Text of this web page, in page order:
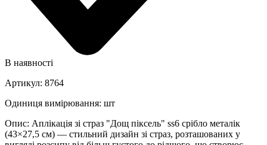
В наявності
Артикул: 8764
Одиниця вимірювання: шт
Опис: Аплікація зі страз "Дощ піксель" ss6 срібло металік
(43×27,5 см) — стильний дизайн зі страз, розташованих у